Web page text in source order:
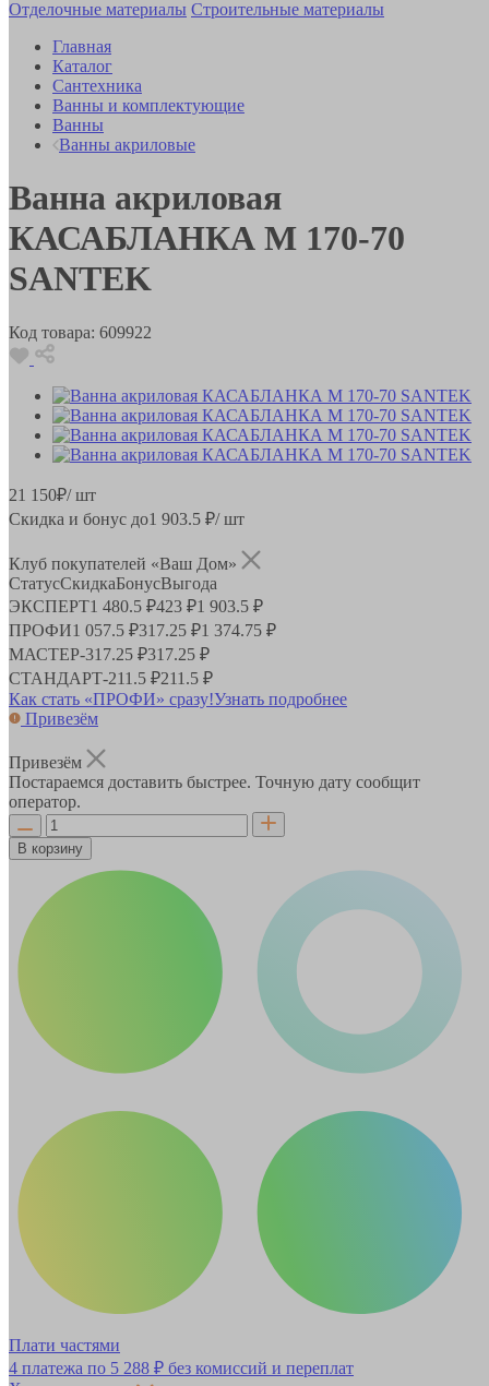
Отделочные материалы Строительные материалы
Главная
Каталог
Сантехника
Ванны и комплектующие
Ванны
Ванны акриловые
Ванна акриловая
КАСАБЛАНКА М 170-70
SANTEK
Код товара: 609922
21 150₽/ шт
Скидка и бонус до1 903.5 ₽/ шт
Клуб покупателей «Ваш Дом»
СтатусСкидкаБонусВыгода
ЭКСПЕРТ1 480.5 ₽423 ₽1 903.5 ₽
ПРОФИ1 057.5 ₽317.25 ₽1 374.75 ₽
МАСТЕР-317.25 ₽317.25 ₽
СТАНДАРТ-211.5 ₽211.5 ₽
Как стать «ПРОФИ» сразу!Узнать подробнее
Привезём
Привезём
Постараемся доставить быстрее. Точную дату сообщит
оператор.
В корзину
Плати частями
4 платежа по 5 288 ₽ без комиссий и переплат